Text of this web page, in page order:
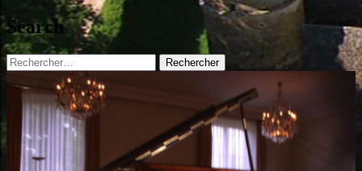
Search
Rechercher :